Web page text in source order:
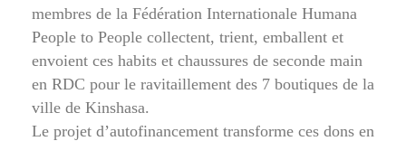
membres de la Fédération Internationale Humana
People to People collectent, trient, emballent et
envoient ces habits et chaussures de seconde main
en RDC pour le ravitaillement des 7 boutiques de la
ville de Kinshasa.
Le projet d’autofinancement transforme ces dons en